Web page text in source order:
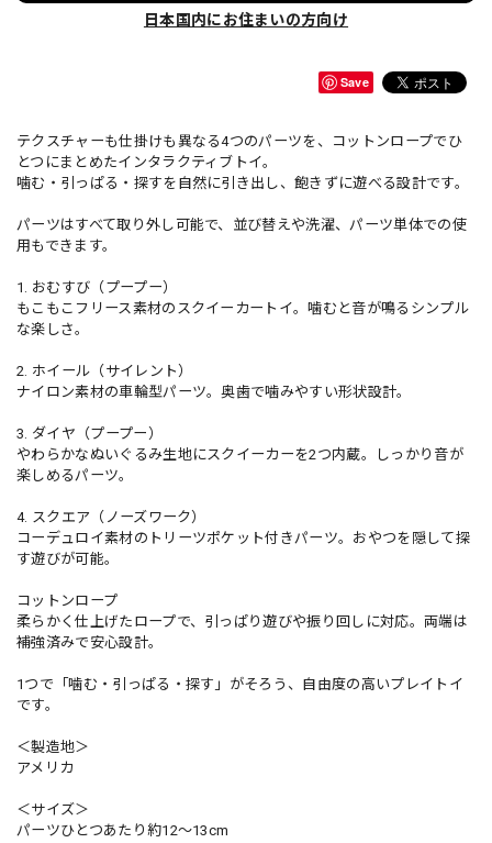
日本国内にお住まいの方向け
Save
テクスチャーも仕掛けも異なる4つのパーツを、コットンロープでひ
とつにまとめたインタラクティブトイ。
噛む・引っぱる・探すを自然に引き出し、飽きずに遊べる設計です。
パーツはすべて取り外し可能で、並び替えや洗濯、パーツ単体での使
用もできます。
1. おむすび（プープー）
もこもこフリース素材のスクイーカートイ。噛むと音が鳴るシンプル
な楽しさ。
2. ホイール（サイレント）
ナイロン素材の車輪型パーツ。奥歯で噛みやすい形状設計。
3. ダイヤ（プープー）
やわらかなぬいぐるみ生地にスクイーカーを2つ内蔵。しっかり音が
楽しめるパーツ。
4. スクエア（ノーズワーク）
コーデュロイ素材のトリーツポケット付きパーツ。おやつを隠して探
す遊びが可能。
コットンロープ
柔らかく仕上げたロープで、引っぱり遊びや振り回しに対応。両端は
補強済みで安心設計。
1つで「噛む・引っぱる・探す」がそろう、自由度の高いプレイトイ
です。
＜製造地＞
アメリカ
＜サイズ＞
パーツひとつあたり約12～13cm